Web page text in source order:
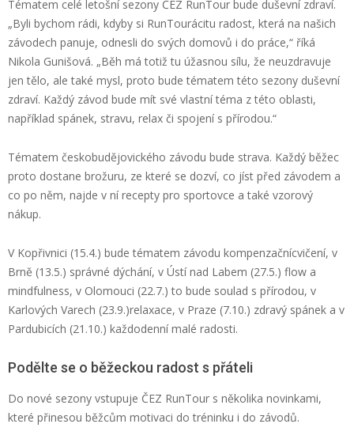
Tématem celé letošní sezony ČEZ RunTour bude duševní zdraví.
„Byli bychom rádi, kdyby si RunTourácitu radost, která na našich
závodech panuje, odnesli do svých domovů i do práce,“ říká
Nikola Gunišová. „Běh má totiž tu úžasnou sílu, že neuzdravuje
jen tělo, ale také mysl, proto bude tématem této sezony duševní
zdraví. Každý závod bude mít své vlastní téma z této oblasti,
například spánek, stravu, relax či spojení s přírodou.“
Tématem českobudějovického závodu bude strava. Každý běžec
proto dostane brožuru, ze které se dozví, co jíst před závodem a
co po něm, najde v ní recepty pro sportovce a také vzorový
nákup.
V Kopřivnici (15.4.) bude tématem závodu kompenzačnícvičení, v
Brně (13.5.) správné dýchání, v Ústí nad Labem (27.5.) flow a
mindfulness, v Olomouci (22.7.) to bude soulad s přírodou, v
Karlových Varech (23.9.)relaxace, v Praze (7.10.) zdravý spánek a v
Pardubicích (21.10.) každodenní malé radosti.
Podělte se o běžeckou radost s přáteli
Do nové sezony vstupuje ČEZ RunTour s několika novinkami,
které přinesou běžcům motivaci do tréninku i do závodů.